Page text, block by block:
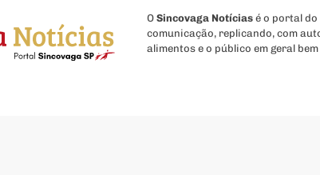
O Sincovaga Notíciasé o portal do
comunicação, replicando, com
alimentos e o público em geral